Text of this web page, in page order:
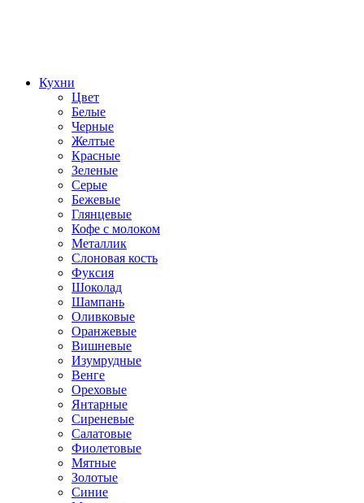
Кухни
Цвет
Белые
Черные
Желтые
Красные
Зеленые
Серые
Бежевые
Глянцевые
Кофе с молоком
Металлик
Слоновая кость
Фуксия
Шоколад
Шампань
Оливковые
Оранжевые
Вишневые
Изумрудные
Венге
Ореховые
Янтарные
Сиреневые
Салатовые
Фиолетовые
Мятные
Золотые
Синие